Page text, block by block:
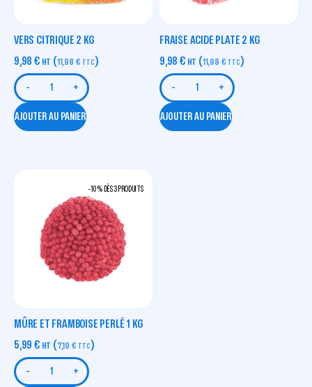
VERS CITRIQUE 2 KG
9,98 € HT (11,98 € TTC)
- +
AJOUTER AU PANIER
FRAISE ACIDE PLATE 2 KG
9,98 € HT (11,98 € TTC)
- +
AJOUTER AU PANIER
-10 % DÈS 3 PRODUITS
MÛRE ET FRAMBOISE PERLÉ 1 KG
5,99 € HT (7,19 € TTC)
- +